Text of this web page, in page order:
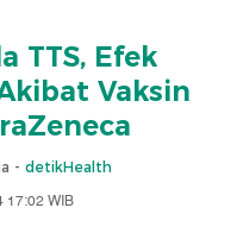
TTS, Efek
Vaksin
- detikHealth
17:02 WIB